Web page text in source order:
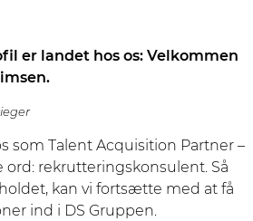
er landet hos os: Velkommen
som Talent Acquisition Partner –
ord: rekrutteringskonsulent. Så
kan vi fortsætte med at få
ind i DS Gruppen.